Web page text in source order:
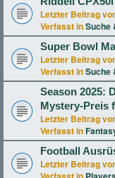
Letzter Beitrag
Verfasst inSuche
Super Bowl
Letzter Beitrag
Verfasst inSuche
Season 2025:
Mystery-Preis
Letzter Beitrag
Verfasst in
Football
Letzter Beitrag